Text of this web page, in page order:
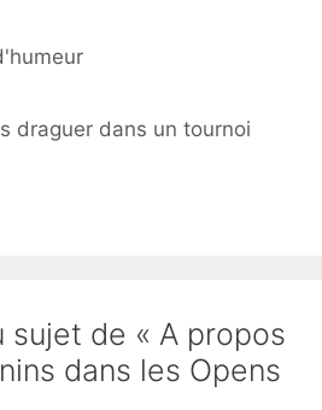
draguer dans un tournoi
sujet de « A propos
dans les Opens